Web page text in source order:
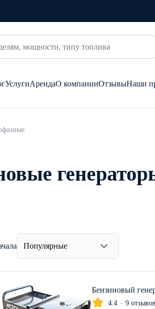
УслугиАрендаО компанииОтзывыНаши
Популярные
Бензиновый
4.4 9 отзывов